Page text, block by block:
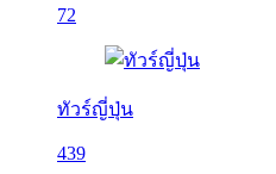
72
ทัวร์ญี่ปุ่น
439